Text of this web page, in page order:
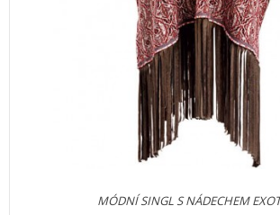
MÓDNÍ SINGL S NÁDECHEM